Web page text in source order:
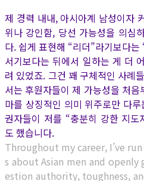
제 경력 내내, 아시아계 남성이자
위나 강인함, 당선 가능성을 의심
다. 쉽게 표현해 “리더”라기보다
서기보다는 뒤에서 일하는 게 더
려 있었죠. 그건 꽤 구체적인 사례
서는 후원자들이 제 가능성을 처
마를 상징적인 의미 위주로만 다
권자들이 저를 “충분히 강한 지도
도 했습니다.
Throughout my career, I’ve
s about Asian men and
estion authority, toughness,